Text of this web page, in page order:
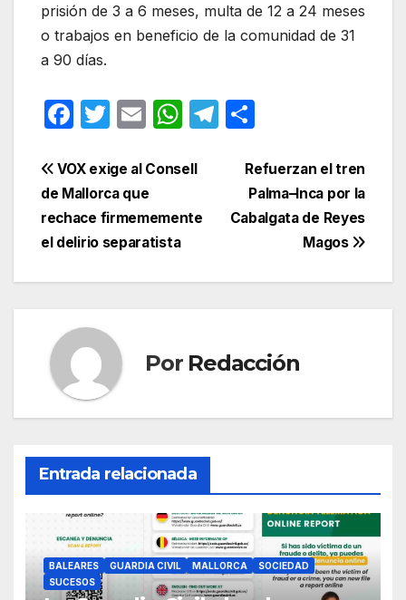
prisión de 3 a 6 meses, multa de 12 a 24 meses
o trabajos en beneficio de la comunidad de 31
a 90 días.
F
c
e
b
o
o
T
itt
er
E
ail
W
at
A
p
T
a
m
p
ar
Navegación
de
entradas
Refuerzan el tren
Palma–Inca por la
Cabalgata de Reyes
Magos
VOX exige al Consell
de Mallorca que
rechace firmememente
el delirio separatista
Por Redacción
Entrada relacionada
BALEARES GUARDIA CIVIL MALLORCA
SOCIEDAD
SUCESOS